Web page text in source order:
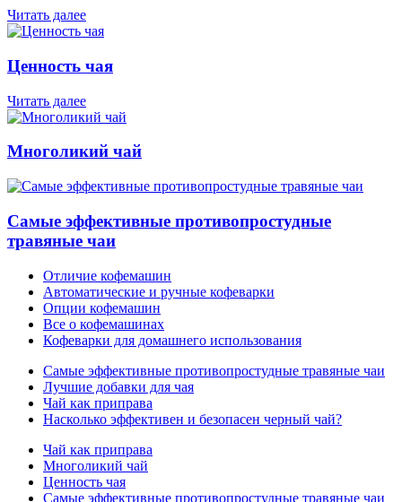
Читать далее
Ценность чая
Читать далее
Многоликий чай
Самые эффективные противопростудные
травяные чаи
Отличие кофемашин
Автоматические и ручные кофеварки
Опции кофемашин
Все о кофемашинах
Кофеварки для домашнего использования
Самые эффективные противопростудные травяные чаи
Лучшие добавки для чая
Чай как приправа
Насколько эффективен и безопасен черный чай?
Чай как приправа
Многоликий чай
Ценность чая
Самые эффективные противопростудные травяные чаи